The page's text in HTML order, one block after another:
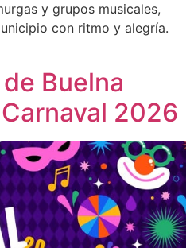
y grupos musicales,
con ritmo y alegría.
Buelna
2026